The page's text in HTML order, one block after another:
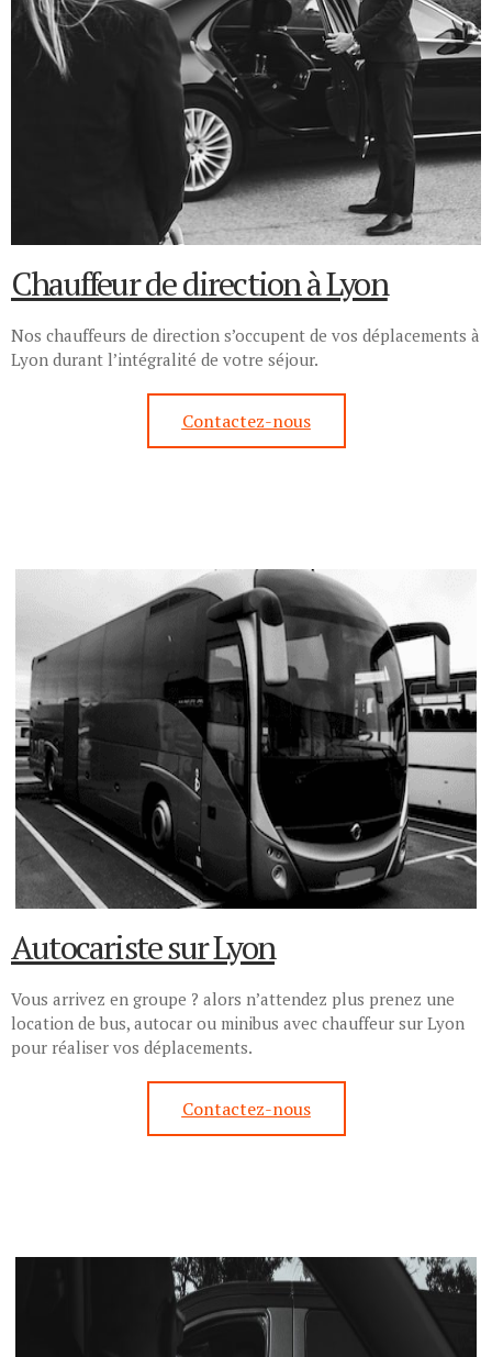
Chauffeur de direction à Lyon
Nos chauffeurs de direction s’occupent de vos déplacements à
Lyon durant l’intégralité de votre séjour.
Contactez-nous
Autocariste sur Lyon
Vous arrivez en groupe ? alors n’attendez plus prenez une
location de bus, autocar ou minibus avec chauffeur sur Lyon
pour réaliser vos déplacements.
Contactez-nous